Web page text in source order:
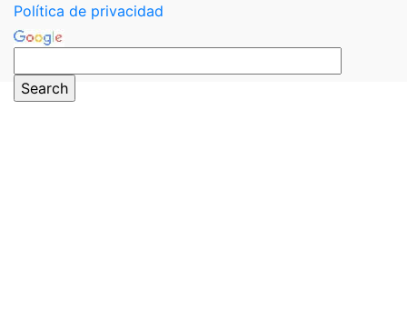
Política de privacidad